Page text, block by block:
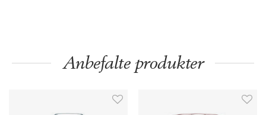
Anbefalte produkter